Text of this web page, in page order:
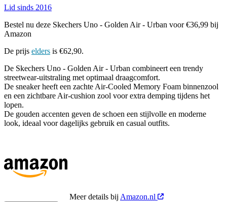
Lid sinds 2016
Bestel nu deze Skechers Uno - Golden Air - Urban voor €36,99 bij
Amazon
De prijs elders is €62,90.
De Skechers Uno - Golden Air - Urban combineert een trendy
streetwear-uitstraling met optimaal draagcomfort.
De sneaker heeft een zachte Air-Cooled Memory Foam binnenzool
en een zichtbare Air-cushion zool voor extra demping tijdens het
lopen.
De gouden accenten geven de schoen een stijlvolle en moderne
look, ideaal voor dagelijks gebruik en casual outfits.
Meer details bij Amazon.nl